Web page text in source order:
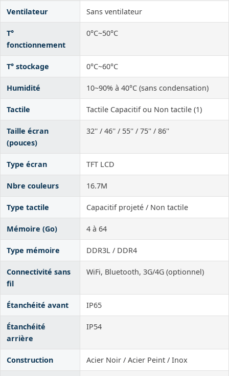
Ventilateur Sans ventilateur
T°
fonctionnement
0°C~50°C
T° stockage 0°C~60°C
Humidité 10~90% à 40°C (sans condensation)
Tactile Tactile Capacitif ou Non tactile (1)
Taille écran
(pouces)
32'' / 46'' / 55'' / 75'' / 86''
Type écran TFT LCD
Nbre couleurs 16.7M
Type tactile Capacitif projeté / Non tactile
Mémoire (Go) 4 à 64
Type mémoire DDR3L / DDR4
Connectivité sans
fil
WiFi, Bluetooth, 3G/4G (optionnel)
Étanchéité avant IP65
Étanchéité
arrière
IP54
Construction Acier Noir / Acier Peint / Inox